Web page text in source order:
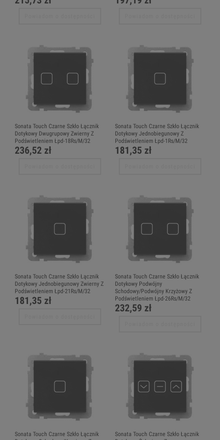
Sonata Touch Czarne Szkło Łącznik
Dotykowy Dwugrupowy Zwierny Z
Podświetleniem Łpd-18Rs/M/32
236,52 zł
Sonata Touch Czarne Szkło Łącznik
Dotykowy Jednobiegunowy Z
Podświetleniem Łpd-1Rs/M/32
181,35 zł
Sonata Touch Czarne Szkło Łącznik
Dotykowy Jednobiegunowy Zwierny Z
Podświetleniem Łpd-21Rs/M/32
181,35 zł
Sonata Touch Czarne Szkło Łącznik
Dotykowy Podwójny
Schodowy/Podwójny Krzyżowy Z
Podświetleniem Łpd-26Rs/M/32
232,59 zł
Sonata Touch Czarne Szkło Łącznik
Sonata Touch Czarne Szkło Łącznik